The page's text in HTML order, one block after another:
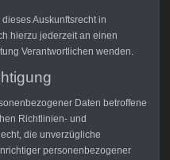
Auskunftsrecht in
hierzu jederzeit an einen
Verantwortlichen wenden.
Daten betroffene
Richtlinien- und
die unverzügliche
personenbezogener